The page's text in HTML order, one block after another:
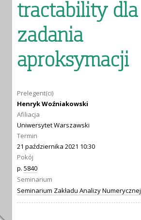
tractability dla
zadania
aproksymacji
Prelegent(ci)
Henryk Woźniakowski
Afiliacja
Uniwersytet Warszawski
Termin
21 października 2021 10:30
Pokój
p. 5840
Seminarium
Seminarium Zakładu Analizy Numerycznej